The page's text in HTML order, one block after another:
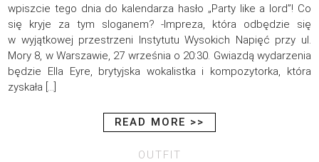
wpiszcie tego dnia do kalendarza hasło „Party like a lord”! Co
się kryje za tym sloganem? -Impreza, która odbędzie się
w wyjątkowej przestrzeni Instytutu Wysokich Napięć przy ul.
Mory 8, w Warszawie, 27 września o 20:30. Gwiazdą wydarzenia
będzie Ella Eyre, brytyjska wokalistka i kompozytorka, która
zyskała […]
READ MORE >>
OUTFIT